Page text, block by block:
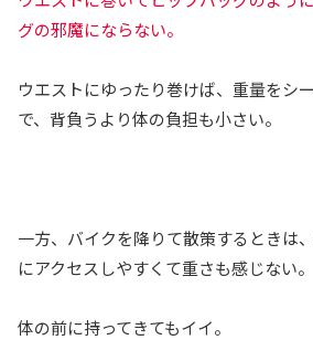
グの邪魔にならない。
ウエストにゆったり巻けば、重量をシ
で、背負うより体の負担も小さい。
一方、バイクを降りて散策するときは
にアクセスしやすくて重さも感じない。
体の前に持ってきてもイイ。